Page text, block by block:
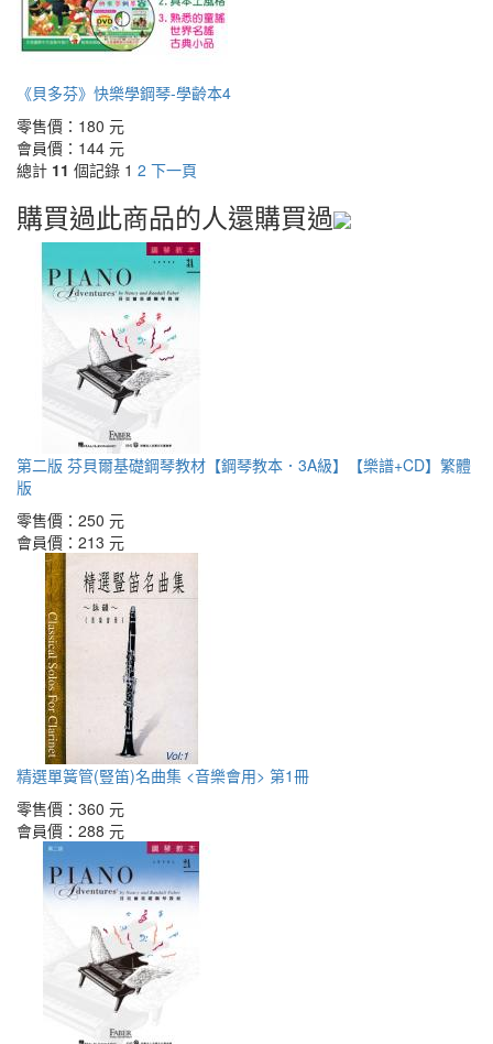
《貝多芬》快樂學鋼琴-學齡本4
零售價： 180 元
會員價： 144 元
總計 11 個記錄 1 2 下一頁
購買過此商品的人還購買過
第二版 芬貝爾基礎鋼琴教材【鋼琴教本．3A級】【樂譜+CD】繁體
版
零售價： 250 元
會員價： 213 元
精選單簧管(豎笛)名曲集 <音樂會用> 第1冊
零售價： 360 元
會員價： 288 元